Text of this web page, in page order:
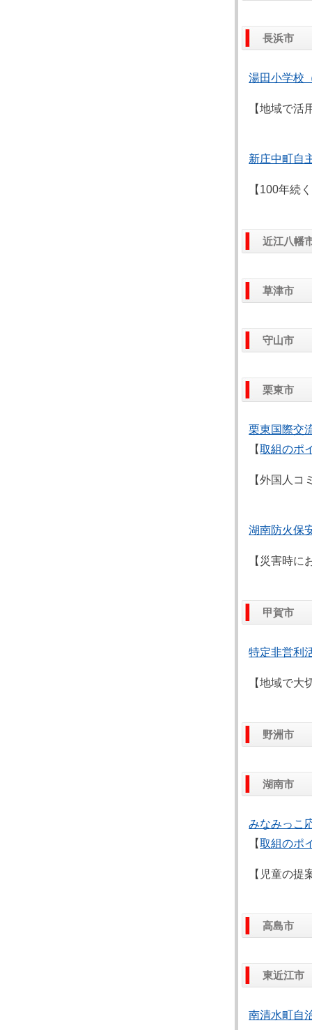
長浜市
湯田小学校
【地域で活
新庄中町自
【100年続
近江八幡
草津市
守山市
栗東市
栗東国際交
【取組のポ
【外国人
湖南防火保
【災害時
甲賀市
特定非営利
【地域で
野洲市
湖南市
みなみっこ
【取組のポ
【児童の
高島市
東近江市
南清水町自